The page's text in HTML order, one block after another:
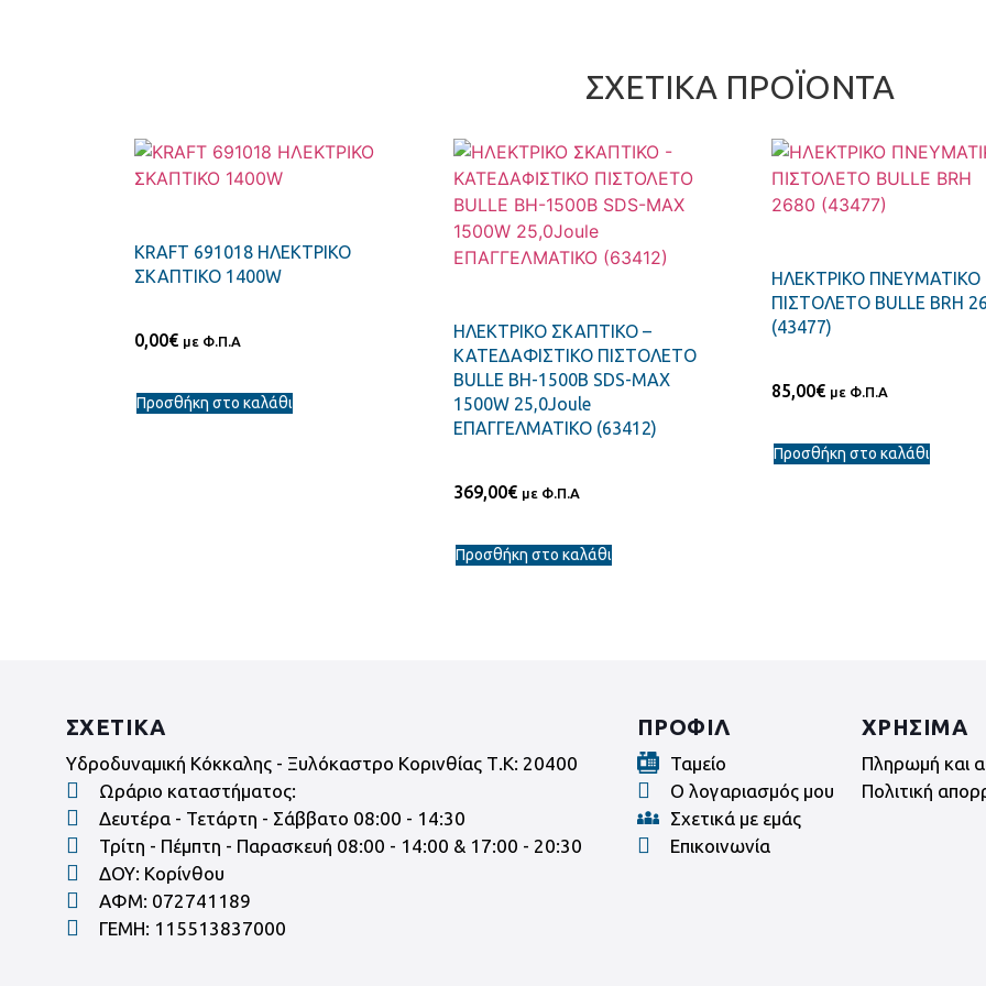
ΣΧΕΤΙΚΆ ΠΡΟΪΌΝΤΑ
KRAFT 691018 ΗΛΕΚΤΡΙΚΟ
ΣΚΑΠΤΙΚΟ 1400W
0,00€ με Φ.Π.Α
Προσθήκη στο καλάθι
ΗΛΕΚΤΡΙΚΟ ΣΚΑΠΤΙΚΟ –
ΚΑΤΕΔΑΦΙΣΤΙΚΟ ΠΙΣΤΟΛΕΤΟ
BULLE BH-1500B SDS-MAX
1500W 25,0Joule
ΕΠΑΓΓΕΛΜΑΤΙΚΟ (63412)
369,00€ με Φ.Π.Α
Προσθήκη στο καλάθι
ΗΛΕΚΤΡΙΚΟ ΠΝΕΥΜΑΤΙΚΟ
ΠΙΣΤΟΛΕΤΟ BULLE BRH
(43477)
85,00€ με Φ.Π.Α
Προσθήκη στο καλάθι
ΣΧΕΤΙΚΑ
Υδροδυναμική Κόκκαλης - Ξυλόκαστρο Κορινθίας Τ.Κ: 20400
Ωράριο καταστήματος:
Δευτέρα - Τετάρτη - Σάββατο 08:00 - 14:30
Τρίτη - Πέμπτη - Παρασκευή 08:00 - 14:00 & 17:00 - 20:30
ΔΟΥ: Κορίνθου
ΑΦΜ: 072741189
ΓΕΜΗ: 115513837000
ΠΡΟΦΙΛ
Ταμείο
Ο λογαριασμός μου
Σχετικά με εμάς
Επικοινωνία
ΧΡΗΣΙΜΑ
Πληρωμή και
Πολιτική